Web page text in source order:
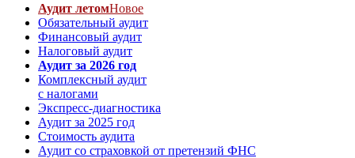
Аудит летомНовое
Обязательный аудит
Финансовый аудит
Налоговый аудит
Аудит за 2026 год
Комплексный аудит
с налогами
Экспресс-диагностика
Аудит за 2025 год
Стоимость аудита
Аудит со страховкой от претензий ФНС